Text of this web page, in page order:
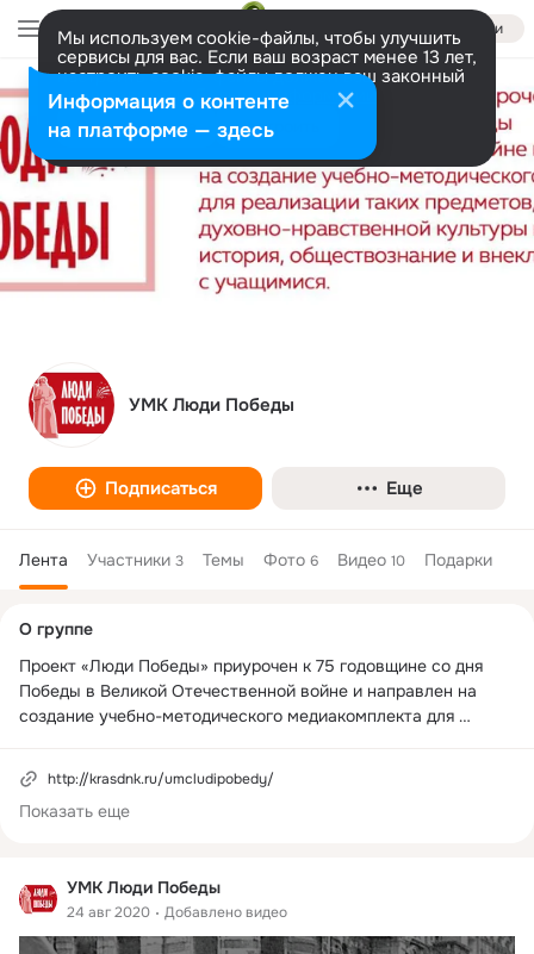
Войти
Мы используем cookie-файлы, чтобы улучшить
сервисы для вас. Если ваш возраст менее 13 лет,
настроить cookie-файлы должен ваш законный
представитель. Больше информации
Разрешить все Настроить
УМК Люди Победы
Подписаться Еще
Лента Участники 3 Темы Фото 6 Видео 10 Подарки
УМК Люди Победы
24 авг 2020 Добавлено видео
колонка
О группе
Проект «Люди Победы» приурочен к 75 годовщине со дня
Победы в Великой Отечественной войне и направлен на
создание учебно-методического медиакомплекта для
нравственной культуры народов России, история,
обществознание и внеклассной работы с учащимися. Цель
проекта — популяризация подвига нашего народа и образа
(хронометраж 5 минут), посвященных людям, так или иначе
принимавшим участие в Великой Отечественной войне, и
выпуск сборника вспомогательных методических
http://krasdnk.ru/umcludipobedy/
Показать еще
Информация о контенте
на платформе — здесь